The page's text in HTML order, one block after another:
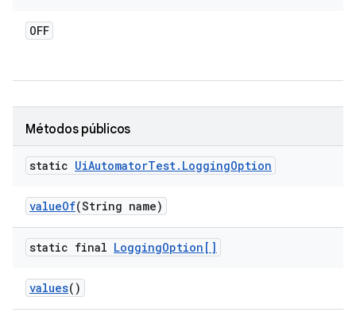
OFF
Métodos públicos
static UiAutomatorTest. LoggingOption
valueOf(String name)
static final LoggingOption[]
values()